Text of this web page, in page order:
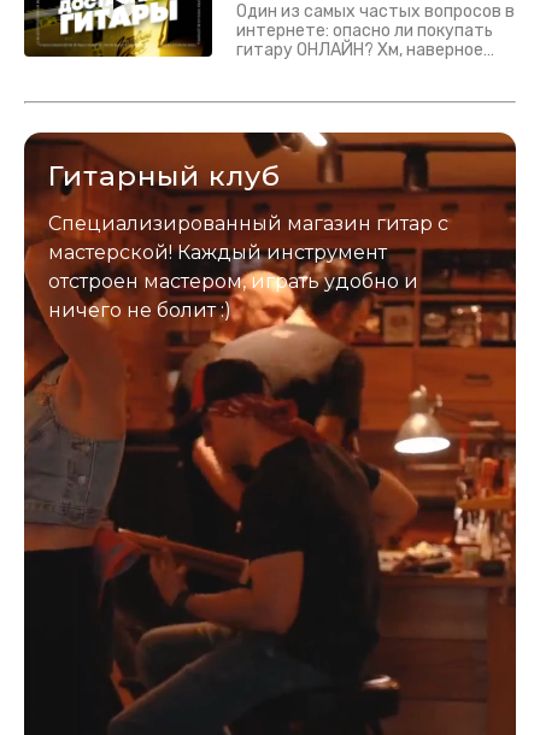
Один из самых частых вопросов в
интернете: опасно ли покупать
гитару ОНЛАЙН? Хм, наверное
застрахован. Случись что -
Гитарный клуб
Специализированный магазин гитар с
мастерской! Каждый инструмент
отстроен мастером, играть удобно и
ничего не болит :)